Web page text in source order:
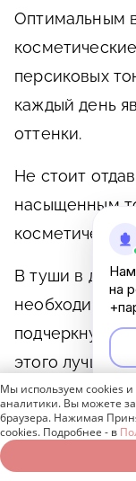
Оптимальным
персиковых
каждый день
оттенки.
Не стоит
насыщенным
В туши в
подчеркнуть
этого лучше
позволит
перегружая
средства
персикового
на
Мы используем cookies
аналитики. Вы можете
браузера. Нажимая
cookies. Подробнее - в